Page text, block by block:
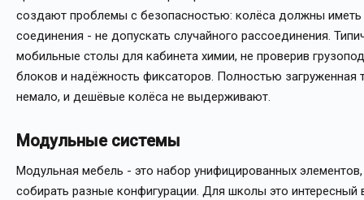
создают проблемы с безопасностью: колёса должны
соединения - не допускать случайного рассоединения.
мобильные столы для кабинета химии, не проверив
блоков и надёжность фиксаторов. Полностью загруженная
немало, и дешёвые колёса не выдерживают.
Модульные системы
Модульная мебель - это набор унифицированных
собирать разные конфигурации. Для школы это интересный